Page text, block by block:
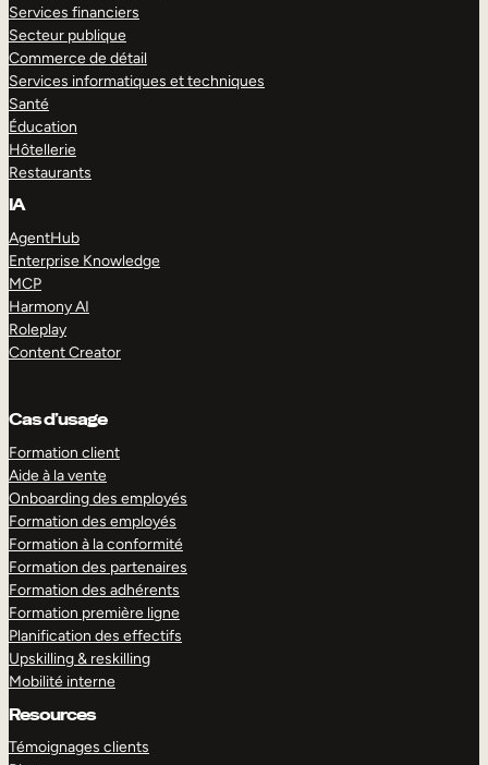
Services financiers
Secteur publique
Commerce de détail
Services informatiques et techniques
Santé
Éducation
Hôtellerie
Restaurants
IA
AgentHub
Enterprise Knowledge
MCP
Harmony AI
Roleplay
Content Creator
Cas d’usage
Formation client
Aide à la vente
Onboarding des employés
Formation des employés
Formation à la conformité
Formation des partenaires
Formation des adhérents
Formation première ligne
Planification des effectifs
Upskilling & reskilling
Mobilité interne
Resources
Témoignages clients